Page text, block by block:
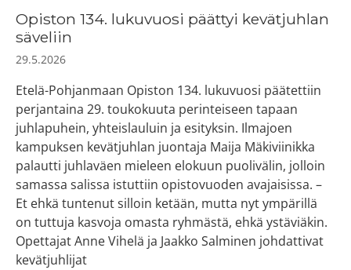
Opiston 134. lukuvuosi päättyi kevätjuhlan
säveliin
29.5.2026
Etelä-Pohjanmaan Opiston 134. lukuvuosi päätettiin
perjantaina 29. toukokuuta perinteiseen tapaan
juhlapuhein, yhteislauluin ja esityksin. Ilmajoen
kampuksen kevätjuhlan juontaja Maija Mäkiviinikka
palautti juhlaväen mieleen elokuun puolivälin, jolloin
samassa salissa istuttiin opistovuoden avajaisissa. –
Et ehkä tuntenut silloin ketään, mutta nyt ympärillä
on tuttuja kasvoja omasta ryhmästä, ehkä ystäviäkin.
Opettajat Anne Vihelä ja Jaakko Salminen johdattivat
kevätjuhlijat